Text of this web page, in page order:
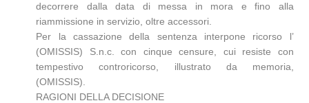
decorrere dalla data di messa in mora e fino alla
riammissione in servizio, oltre accessori.
Per la cassazione della sentenza interpone ricorso l’
(OMISSIS) S.n.c. con cinque censure, cui resiste con
tempestivo controricorso, illustrato da memoria,
(OMISSIS).
RAGIONI DELLA DECISIONE